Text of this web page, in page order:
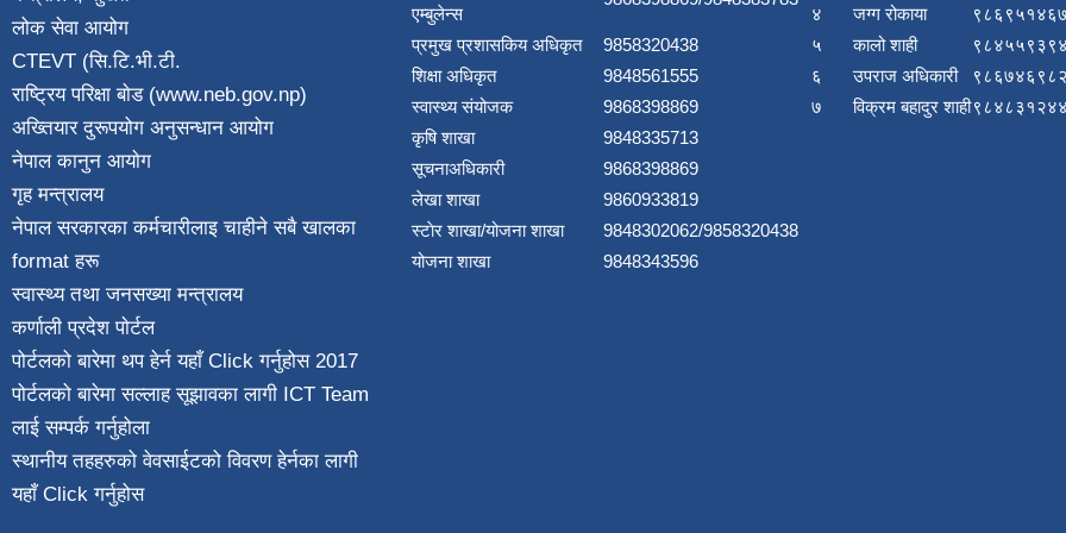
लोक सेवा आयोग
CTEVT (सि.टि.भी.टी.
राष्ट्रिय परिक्षा बाेड (www.neb.gov.np)
अख्तियार दुरूपयोग अनुसन्धान आयोग
नेपाल कानुन आयाेग
गृह मन्त्रालय
नेपाल सरकारका कर्मचारीलाइ चाहीने सबै खालका
format हरू
स्वास्थ्य तथा जनस‌ख्या मन्त्रालय
कर्णाली प्रदेश पाेर्टल
पोर्टलको बारेमा थप हेर्नयहाँ Click गर्नुहोस2017
पोर्टलको बारेमा सल्लाह सूझावका लागी ICT Team
लाई सम्पर्क गर्नुहोला
स्थानीय तहहरुको वेवसाईटको विवरण हेर्नका लागी
यहाँ Click गर्नुहोस
एम्बुलेन्स
प्रमुख प्रशासकिय अधिकृत
9858320438
शिक्षा अधिकृत
9848561555
स्वास्थ्य संयोजक
9868398869
कृषि शाखा
9848335713
सूचनाअधिकारी
9868398869
लेखा शाखा
9860933819
स्टाेर शाखा/योजना शाखा
9848302062/9858320438
योजना शाखा
9848343596
४
जग्ग रोकाया
५
कालो शाही
६
उपराज अधिकारी
७
विक्रम बहादुर शाही